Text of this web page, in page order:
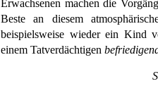
Erwachsenen machen die
Beste an diesem
beispielsweise wieder ein Kind
einem Tatverdächtigen